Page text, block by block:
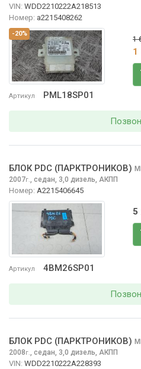
-20%
Артикул PML18SP01
VIN: WDD2210222A218513
Номер: a2215408262
1
1
Артикул 4BM26SP01
БЛОК PDC (ПАРКТРОНИКОВ)
2007г., седан, 3,0 дизель, АКПП
Номер: A2215406645
5
БЛОК PDC (ПАРКТРОНИКОВ)
2008г., седан, 3,0 дизель, АКПП
VIN: WDD2210222A228393